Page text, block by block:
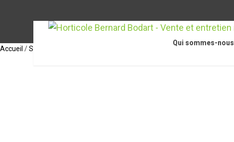
Qui sommes-nous
Accueil /STIHL Accessoires Accessoires pour tronçonneuses